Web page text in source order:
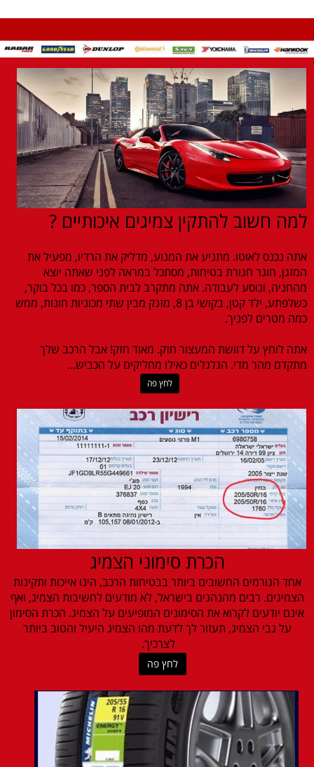
למה חשוב להתקין צמיגים איכותיים ?
אתה נכנס לאוטו. מתניע את המנוע, מדליק את הרדיו, מפעיל את
המזגן, חוגר חגורת בטיחות, מסתכל במראה לפני שאתה יוצא
מהחניה, ונוסע לעבודה. אתה מתקרב לבית הספר, כמו בכל בוקר,
כשלפתע, ילד קטן, בקושי בן 8, מזנק מבין שתי מכוניות חונות, ממש
כמה מטרים לפניך.
אתה לוחץ על דוושת המעצור חזק. מאוד חזק! אבל הרכב שלך
מתקדם מהר מדי. הגלגלים כאילו מחליקים על הכביש...
לחץ פה
הכרת סימוני הצמיג
אחד הגורמים החשובים ביותר בבטיחות הרכב, הינו אייכות ותקינות
הצמיגים. רבים מהנהגים בישראל, לא מודעים לחשיבות הצמיג, ואף
אינם יודעים לקרוא את הסימונים המופיעים על הצמיג. הכרת הסימון
על גבי הצמיג, תעזור לך לדעת מהו הצמיג היעיל והטוב ביותר
לצרכיך.
לחץ פה